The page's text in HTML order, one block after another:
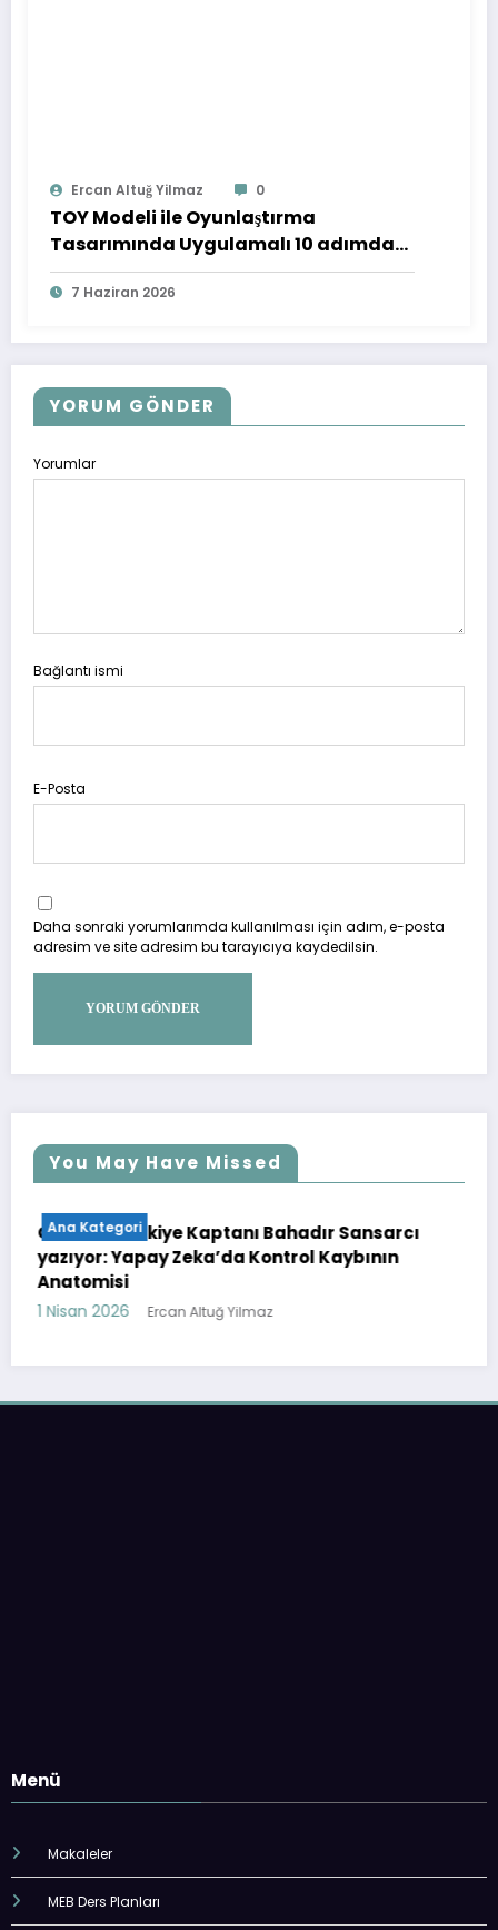
Ercan Altuğ Yilmaz 0
TOY Modeli ile Oyunlaştırma
Tasarımında Uygulamalı 10 adımda
Yapay Zeka Kullanımı
7 Haziran 2026
YORUM GÖNDER
Yorumlar
Bağlantı ismi
E-Posta
Daha sonraki yorumlarımda kullanılması için adım, e-posta
adresim ve site adresim bu tarayıcıya kaydedilsin.
You May Have Missed
Ana Kategori Anlam Girişimcilik
Makale
Oyunlaştırma
Yapay Zeka
Gamfed Türkiye Kaptanı Öykü Şakiroğlu
yazıyor: Öğretme Sanatının Temel Taşı
Oyunlaştırma ile Yeni Kurallar
19 Mart 2026 Ercan Altuğ Yilmaz
Menü
Makaleler
MEB Ders Planları